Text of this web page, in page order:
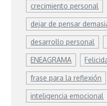
crecimiento personal
dejar de pensar
desarrollo personal
ENEAGRAMA
frase para la reflexión
inteligencia emocional